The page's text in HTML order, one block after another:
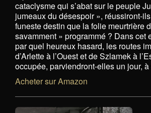
cataclysme qui s’abat sur le peuple
jumeaux du désespoir », réussiront-
funeste destin que la folie meurtrière
savamment » programmé ? Dans cet
par quel heureux hasard, les routes
d’Arlette à l’Ouest et de Szlamek à
occupée, parviendront-elles un jour,
Acheter sur Amazon